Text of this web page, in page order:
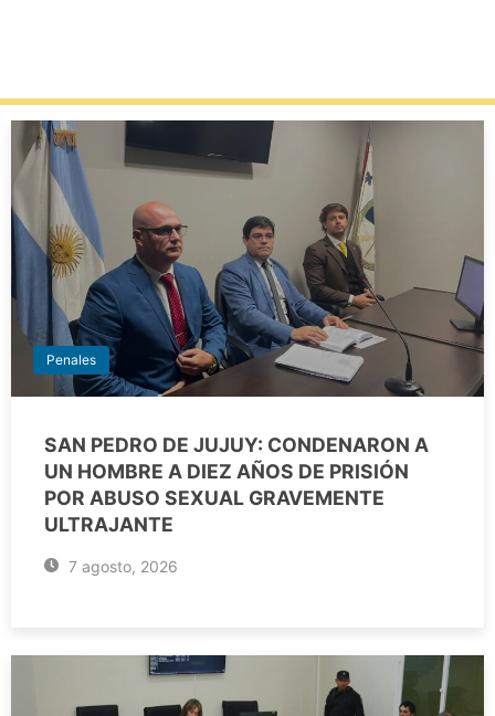
Penales
SAN PEDRO DE JUJUY: CONDENARON A
UN HOMBRE A DIEZ AÑOS DE PRISIÓN
POR ABUSO SEXUAL GRAVEMENTE
ULTRAJANTE
7 agosto, 2026